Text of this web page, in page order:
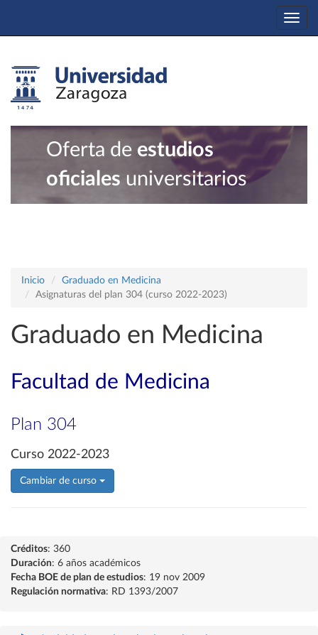
Oferta de estudios
oficiales universitarios
Inicio
Graduado en Medicina
Asignaturas del plan 304 (curso 2022-2023)
Graduado en Medicina
Facultad de Medicina
Plan 304
Curso 2022-2023
Cambiar de curso
Créditos: 360
Duración: 6 años académicos
Fecha BOE de plan de estudios: 19 nov 2009
Regulación normativa: RD 1393/2007